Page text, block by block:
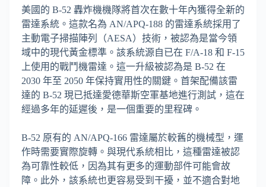
美國的 B-52 轟炸機機隊將首次在數十年內獲得全新的
雷達系統。這款名為 AN/APQ-188 的雷達系統採用了
主動電子掃描陣列（AESA）技術，被認為是當今領
域中的現代黃金標準。該系統源自已在 F/A-18 和 F-15
上使用的戰鬥機雷達。這一升級被認為是 B-52 在
2030 年至 2050 年保持實用性的關鍵。首架配備該雷
達的 B-52 現已抵達愛德華斯空軍基地進行測試，這在
經過多年的延遲後，是一個重要的里程碑。
B-52 原有的 AN/APQ-166 雷達屬於較舊的機械型，運
作時需要實際旋轉。與現代系統相比，這種雷達被認
為可靠性較低，因為其有更多的運動部件可能會故
障。此外，該系統也更容易受到干擾，並不適合對地